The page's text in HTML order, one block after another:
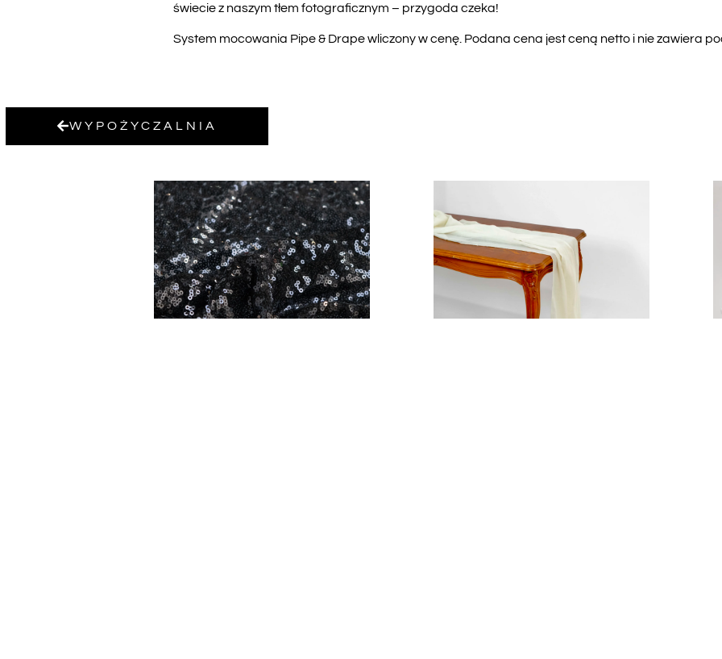
świecie z naszym tłem fotograficznym – przygoda czeka!
System mocowania Pipe & Drape wliczony w cenę. Podana cena jest ceną netto i nie zawiera
WYPOŻYCZALNIA